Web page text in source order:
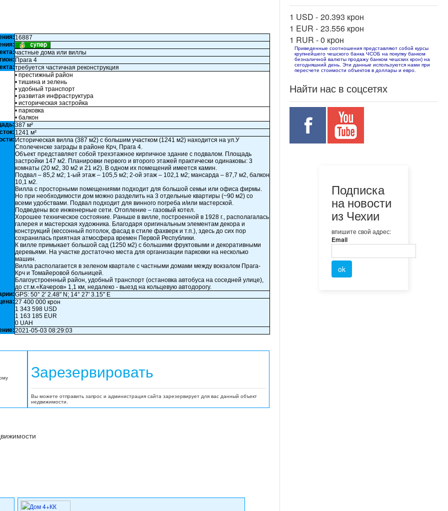
16887
частные дома или виллы
Прага 4
требуется частичная реконструкция
• престижный район
• тишина и зелень
• удобный транспорт
• развитая инфраструктура
• историческая застройка
• парковка
• балкон
387 м²
1241 м²
Историческая вилла (387 м2) с большим участком (1241 м2) находится на ул.У
Сполеченске заграды в районе Крч, Прага 4.
Объект представляет собой трехэтажное кирпичное здание с подвалом. Площадь
застройки 147 м2. Планировки первого и второго этажей практически одинаковы: 3
комнаты (20 м2, 30 м2 и 21 и2). В одном их помещений имеется камин.
Подвал – 85,2 м2; 1-ый этаж – 105,5 м2; 2-ой этаж – 102,1 м2; мансарда – 87,7 м2, балкон
10,1 м2.
Вилла с просторными помещениями подходит для большой семьи или офиса фирмы.
Но при необходимости дом можно разделить на 3 отдельные квартиры (~90 м2) со
всеми удобствами. Подвал подходит для винного погреба и/или мастерской.
Подведены все инженерные сети. Отопление – газовый котел.
Хорошее техническое состояние. Раньше в вилле, построенной в 1928 г., располагалась
галерея и мастерская художника. Благодаря оригинальным элементам декора и
конструкций (кессонный потолок, фасад в стиле фахверк и т.п.), здесь до сих пор
сохранилась приятная атмосфера времен Первой Республики.
К вилле примыкает большой сад (1250 м2) с большими фруктовыми и декоративными
деревьями. На участке достаточно места для организации парковки на несколько
машин.
Вилла располагается в зеленом квартале с частными домами между вокзалом Прага-
Крч и Томайеровой больницей.
Благоустроенный район, удобный транспорт (остановка автобуса на соседней улице),
до ст.м.«Качеров» 1,1 км, недалеко - выезд на кольцевую автодорогу.
GPS: 50° 2' 2.48" N; 14° 27' 3.15" E
27 400 000 крон
1 343 598 USD
1 163 185 EUR
0 UAH
2021-05-03 08:29:03
Зарезервировать
Вы можете отправить запрос и администрация сайта зарезервирует для вас данный объект
недвижимости.
1 USD - 20.393 крон
1 EUR - 23.556 крон
1 RUR -0 крон
Приведенные соотношения представляют собой курсы
крупнейшего чешского банка ЧСОБ на покупку банком
безналичной валюты продажу банком чешских крон) на
сегодняшний день. Эти данные используются нами при
пересчете стоимости объектов в доллары и евро.
Найти нас в соцсетях
Подписка
на новости
из Чехии
впишите свой адрес:
Email